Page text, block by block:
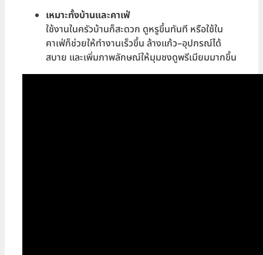
เหมาะทั้งบ้านและคาเฟ่
ใช้งานในครัวบ้านก็สะดวก ดูหรูขึ้นทันที หรือใช้ใน
คาเฟ่ก็ช่วยให้ทำงานเร็วขึ้น ล้างแก้ว–อุปกรณ์ได้
สบาย และเพิ่มภาพลักษณ์ให้มุมชงดูพรีเมียมมากขึ้น